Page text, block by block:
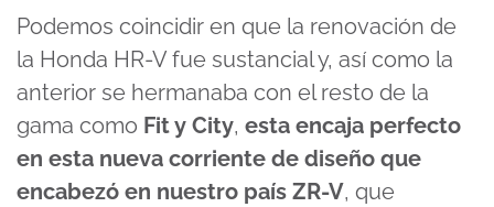
Podemos coincidir en que la renovación de
la Honda HR-V fue sustancial y, así como la
anterior se hermanaba con el resto de la
gama como Fit y City, esta encaja perfecto
en esta nueva corriente de diseño que
encabezó en nuestro país ZR-V, que